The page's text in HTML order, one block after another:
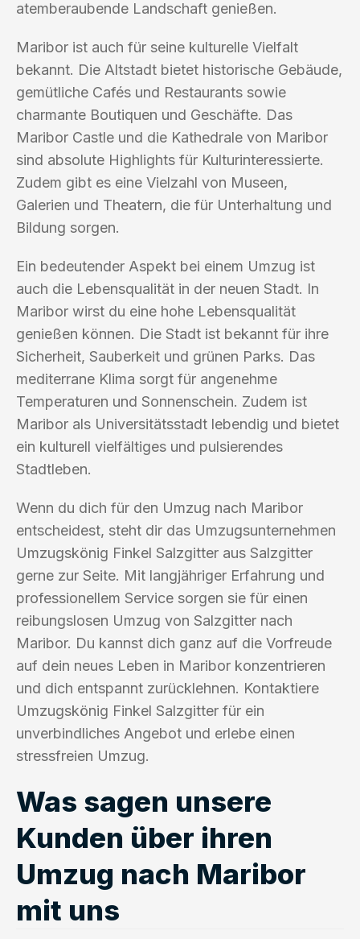
atemberaubende Landschaft genießen.
Maribor ist auch für seine kulturelle Vielfalt
bekannt. Die Altstadt bietet historische Gebäude,
gemütliche Cafés und Restaurants sowie
charmante Boutiquen und Geschäfte. Das
Maribor Castle und die Kathedrale von Maribor
sind absolute Highlights für Kulturinteressierte.
Zudem gibt es eine Vielzahl von Museen,
Galerien und Theatern, die für Unterhaltung und
Bildung sorgen.
Ein bedeutender Aspekt bei einem Umzug ist
auch die Lebensqualität in der neuen Stadt. In
Maribor wirst du eine hohe Lebensqualität
genießen können. Die Stadt ist bekannt für ihre
Sicherheit, Sauberkeit und grünen Parks. Das
mediterrane Klima sorgt für angenehme
Temperaturen und Sonnenschein. Zudem ist
Maribor als Universitätsstadt lebendig und bietet
ein kulturell vielfältiges und pulsierendes
Stadtleben.
Wenn du dich für den Umzug nach Maribor
entscheidest, steht dir das Umzugsunternehmen
Umzugskönig Finkel Salzgitter aus Salzgitter
gerne zur Seite. Mit langjähriger Erfahrung und
professionellem Service sorgen sie für einen
reibungslosen Umzug von Salzgitter nach
Maribor. Du kannst dich ganz auf die Vorfreude
auf dein neues Leben in Maribor konzentrieren
und dich entspannt zurücklehnen. Kontaktiere
Umzugskönig Finkel Salzgitter für ein
unverbindliches Angebot und erlebe einen
stressfreien Umzug.
Was sagen unsere
Kunden über ihren
Umzug nach Maribor
mit uns